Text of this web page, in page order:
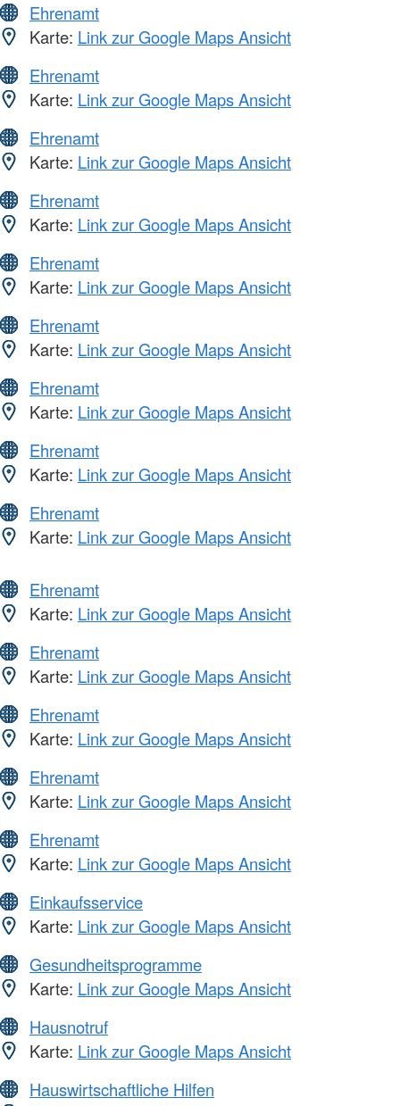
Ehrenamt
Karte: Link zur Google Maps Ansicht
Ehrenamt
Karte: Link zur Google Maps Ansicht
Ehrenamt
Karte: Link zur Google Maps Ansicht
Ehrenamt
Karte: Link zur Google Maps Ansicht
Ehrenamt
Karte: Link zur Google Maps Ansicht
Ehrenamt
Karte: Link zur Google Maps Ansicht
Ehrenamt
Karte: Link zur Google Maps Ansicht
Ehrenamt
Karte: Link zur Google Maps Ansicht
Ehrenamt
Karte: Link zur Google Maps Ansicht
Ehrenamt
Karte: Link zur Google Maps Ansicht
Ehrenamt
Karte: Link zur Google Maps Ansicht
Ehrenamt
Karte: Link zur Google Maps Ansicht
Ehrenamt
Karte: Link zur Google Maps Ansicht
Ehrenamt
Karte: Link zur Google Maps Ansicht
Einkaufsservice
Karte: Link zur Google Maps Ansicht
Gesundheitsprogramme
Karte: Link zur Google Maps Ansicht
Hausnotruf
Karte: Link zur Google Maps Ansicht
Hauswirtschaftliche Hilfen